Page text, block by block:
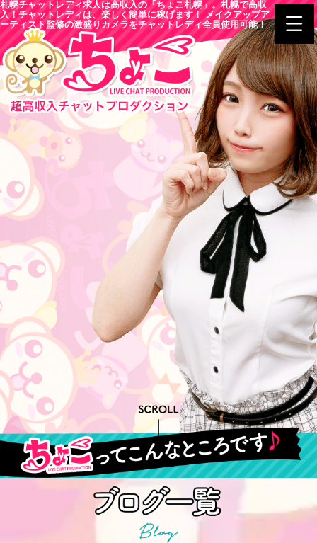
札幌チャットレディ求人は高収入の「ちょこ札幌」。札幌で高収
入！チャットレディは、楽しく簡単に稼げます！ メイクアップア
ーティスト監修の激盛りカメラをチャットレディ全員使用可能！